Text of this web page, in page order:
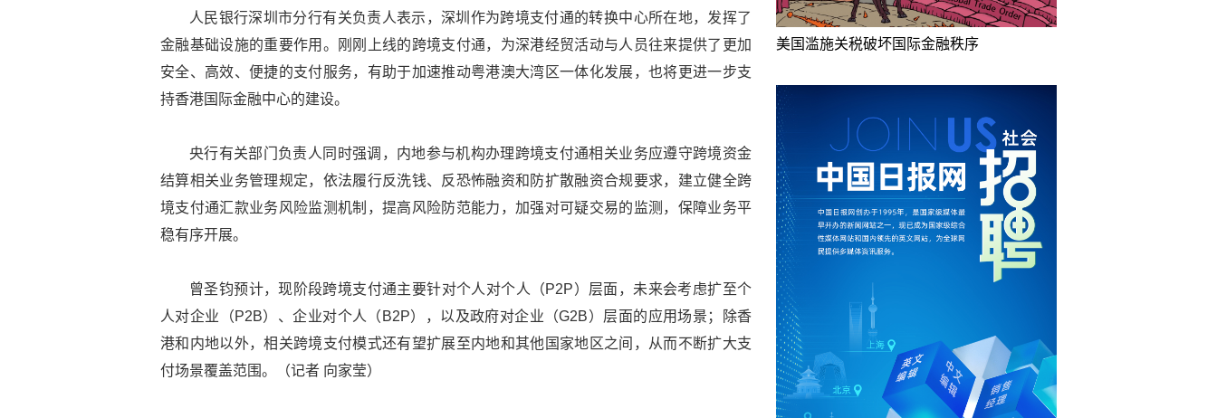
人民银行深圳市分行有关负责人表示，深圳作为跨境支付通的转换中心所在地，发挥了
金融基础设施的重要作用。刚刚上线的跨境支付通，为深港经贸活动与人员往来提供了更加
安全、高效、便捷的支付服务，有助于加速推动粤港澳大湾区一体化发展，也将更进一步支
持香港国际金融中心的建设。
央行有关部门负责人同时强调，内地参与机构办理跨境支付通相关业务应遵守跨境资金
结算相关业务管理规定，依法履行反洗钱、反恐怖融资和防扩散融资合规要求，建立健全跨
境支付通汇款业务风险监测机制，提高风险防范能力，加强对可疑交易的监测，保障业务平
稳有序开展。
曾圣钧预计，现阶段跨境支付通主要针对个人对个人（P2P）层面，未来会考虑扩至个
人对企业（P2B）、企业对个人（B2P），以及政府对企业（G2B）层面的应用场景；除香
港和内地以外，相关跨境支付模式还有望扩展至内地和其他国家地区之间，从而不断扩大支
付场景覆盖范围。（记者 向家莹）
美国滥施关税破坏国际金融秩序